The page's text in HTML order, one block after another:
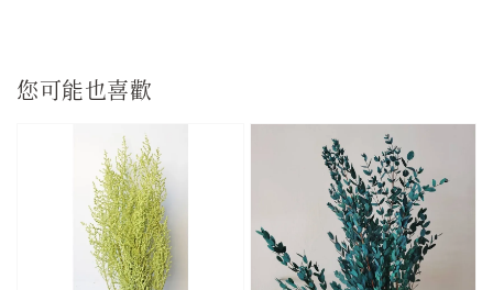
您可能也喜歡